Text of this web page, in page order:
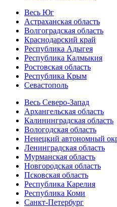
Весь Юг
Астраханская область
Волгоградская область
Краснодарский край
Республика Адыгея
Республика Калмыкия
Ростовская область
Республика Крым
Севастополь
Весь Северо-Запад
Архангельская область
Калининградская область
Вологодская область
Ненецкий автономный
Ленинградская область
Мурманская область
Новгородская область
Псковская область
Республика Карелия
Республика Коми
Санкт-Петербург